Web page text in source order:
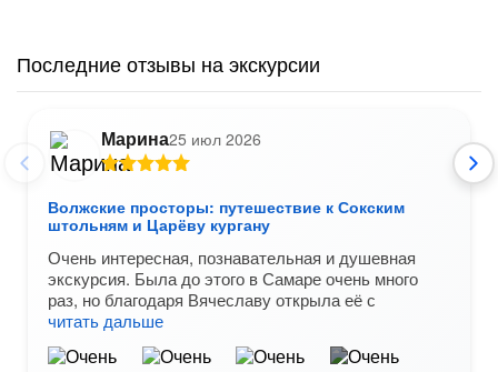
Последние отзывы на экскурсии
Марина25 июл 2026
Волжские просторы: путешествие к Сокским
штольням и Царёву кургану
Очень интересная, познавательная и душевная
экскурсия. Была до этого в Самаре очень много
раз, но благодаря Вячеславу открыла её с
читать дальше